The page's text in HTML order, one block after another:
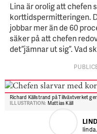
Lina är orolig att chefen
korttidspermitteringen.
jobbar mer än de 60
säker på att chefen
det ”jämnar ut sig”. Vad
Richard Källstrand på Tillväxtverket
ILLUSTRATION: Mattias Käll